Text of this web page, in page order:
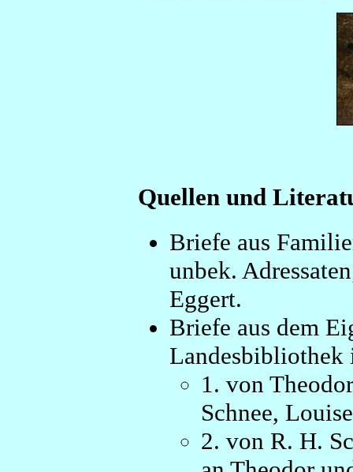
Quellen und
Briefe aus
unbek.
Eggert.
Briefe aus dem
1. von
Schnee,
2. von R. H.